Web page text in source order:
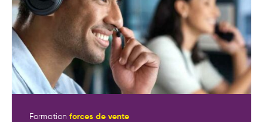
Formation forces de vente